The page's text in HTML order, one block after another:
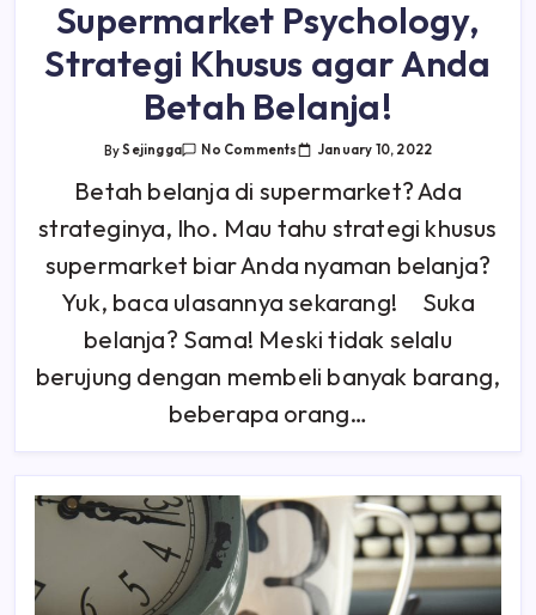
Supermarket Psychology,
Strategi Khusus agar Anda
Betah Belanja!
BySejingga No CommentsOn
Strategi
Agar
Anda
Belanja!
January 10, 2022
Betah belanja di supermarket? Ada
strateginya, lho. Mau tahu strategi khusus
supermarket biar Anda nyaman belanja?
Yuk, baca ulasannya sekarang! Suka
belanja? Sama! Meski tidak selalu
berujung dengan membeli banyak barang,
beberapa orang…